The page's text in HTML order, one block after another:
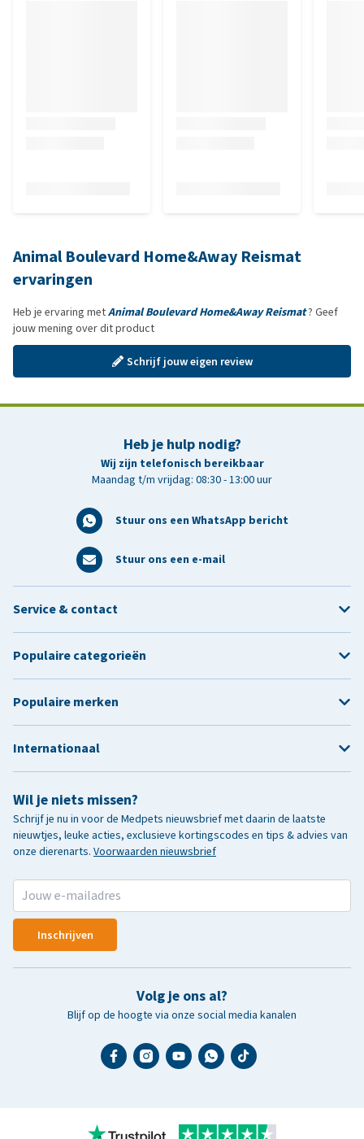
Animal Boulevard Home&Away Reismat
ervaringen
Heb je ervaring metAnimal Boulevard Home&Away Reismat? Geef
jouw mening over dit product
Schrijf jouw eigen review
Heb je hulp nodig?
Wij zijn telefonisch bereikbaar
Maandag t/m vrijdag: 08:30 - 13:00 uur
Stuur ons een WhatsApp bericht
Stuur ons een e-mail
Wil je niets missen?
Schrijf je nu in voor de Medpets nieuwsbrief met daarin de laatste
nieuwtjes, leuke acties, exclusieve kortingscodes en tips & advies van
onze dierenarts. Voorwaarden nieuwsbrief
Inschrijven
Volg je ons al?
Blijf op de hoogte via onze social media kanalen
Service & contact
Populaire categorieën
Populaire merken
Internationaal